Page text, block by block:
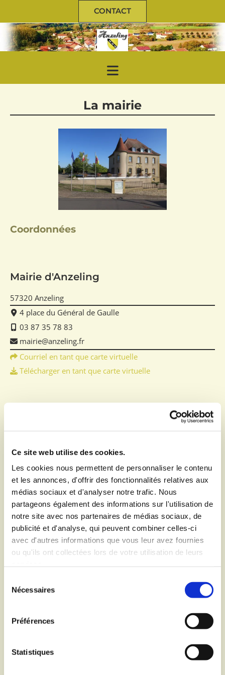
Ce site web utilise des cookies.
Les cookies nous permettent de personnaliser le contenu
et les annonces, d'offrir des fonctionnalités relatives aux
médias sociaux et d'analyser notre trafic. Nous
partageons également des informations sur l'utilisation de
notre site avec nos partenaires de médias sociaux, de
publicité et d'analyse, qui peuvent combiner celles-ci
avec d'autres informations que vous leur avez fournies
ou qu'ils ont collectées lors de votre utilisation de leurs
Nécessaires
Préférences
Statistiques
CONTACT
La mairie
Coordonnées
Mairie d'Anzeling
57320 Anzeling
4 place du Général de Gaulle
03 87 35 78 83
mairie@anzeling.fr
Courriel en tant que carte virtuelle
Télécharger en tant que carte virtuelle
Ouverture au public
Mardi
16:30 - 18:30
Jeudi
16:30 - 18:30
Permanences des élus
Jeudi
16:30 - 18:30
Sur rendez-vous du lundi au samedi
M. Alain PIERROT
03 87 74 67 79